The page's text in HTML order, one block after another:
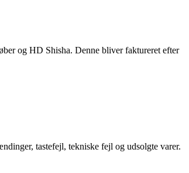
og HD Shisha. Denne bliver faktureret efter
tastefejl, tekniske fejl og udsolgte varer.